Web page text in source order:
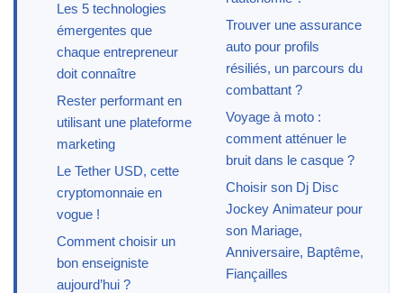
Les 5 technologies
émergentes que
chaque entrepreneur
doit connaître
Rester performant en
utilisant une plateforme
marketing
Le Tether USD, cette
cryptomonnaie en
vogue !
Comment choisir un
bon enseigniste
aujourd’hui ?
Trouver une assurance
auto pour profils
résiliés, un parcours du
combattant ?
Voyage à moto :
comment atténuer le
bruit dans le casque ?
Choisir son Dj Disc
Jockey Animateur pour
son Mariage,
Anniversaire, Baptême,
Fiançailles